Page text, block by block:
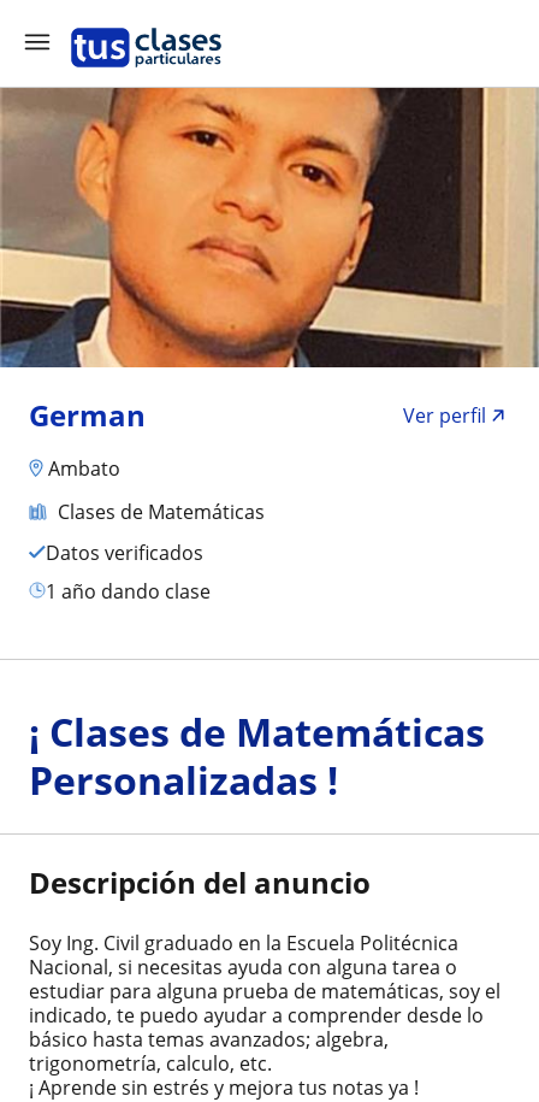
German
Ver perfil
Ambato
Clases de Matemáticas
Datos verificados
1 año dando clase
¡ Clases de Matemáticas
Personalizadas !
Descripción del anuncio
Soy Ing. Civil graduado en la Escuela Politécnica
Nacional, si necesitas ayuda con alguna tarea o
estudiar para alguna prueba de matemáticas, soy el
indicado, te puedo ayudar a comprender desde lo
básico hasta temas avanzados; algebra,
trigonometría, calculo, etc.
¡ Aprende sin estrés y mejora tus notas ya !